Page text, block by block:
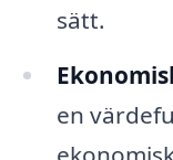
sätt.
en